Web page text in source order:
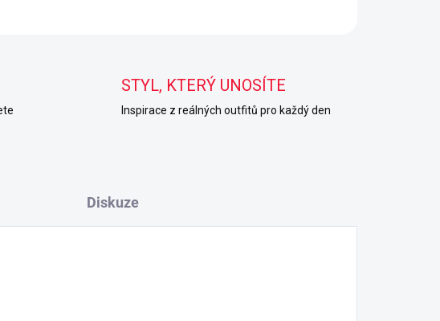
STYL, KTERÝ UNOSÍTE
Inspirace z reálných outfitů pro každý den
Diskuze